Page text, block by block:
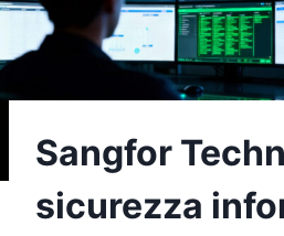
Sangfor
sicurezza